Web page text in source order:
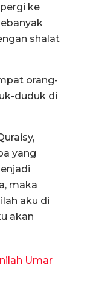
ke
shalat
orang-
duduk di
yang
maka
aku di
akan
Umar